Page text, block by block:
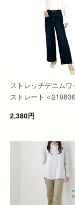
ストレッチデニムワ
ストレート＜
2,380円